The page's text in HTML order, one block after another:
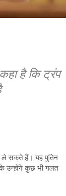
है कि ट्रंप
ले सकते हैं। यह पुतिन
उन्होंने कुछ भी गलत